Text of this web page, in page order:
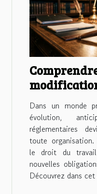
travail
Dans un monde
évolution,
réglementaires
toute
le droit du
nouvelles
Découvrez dans